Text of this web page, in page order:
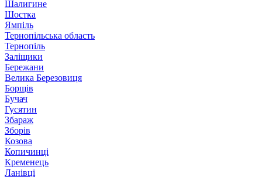
Шалигине
Шостка
Ямпіль
Тернопільська область
Тернопіль
Заліщики
Бережани
Велика Березовиця
Борщів
Бучач
Гусятин
Збараж
Зборів
Козова
Копичинці
Кременець
Ланівці